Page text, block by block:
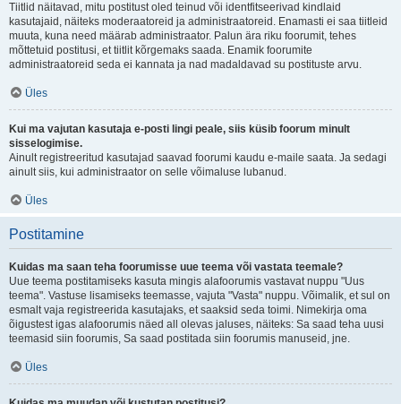
Tiitlid näitavad, mitu postitust oled teinud või identfitseerivad kindlaid
kasutajaid, näiteks moderaatoreid ja administraatoreid. Enamasti ei saa tiitleid
muuta, kuna need määrab administraator. Palun ära riku foorumit, tehes
mõttetuid postitusi, et tiitlit kõrgemaks saada. Enamik foorumite
administraatoreid seda ei kannata ja nad madaldavad su postituste arvu.
Üles
Kui ma vajutan kasutaja e-posti lingi peale, siis küsib foorum minult
sisselogimise.
Ainult registreeritud kasutajad saavad foorumi kaudu e-maile saata. Ja sedagi
ainult siis, kui administraator on selle võimaluse lubanud.
Üles
Postitamine
Kuidas ma saan teha foorumisse uue teema või vastata teemale?
Uue teema postitamiseks kasuta mingis alafoorumis vastavat nuppu "Uus
teema". Vastuse lisamiseks teemasse, vajuta "Vasta" nuppu. Võimalik, et sul on
esmalt vaja registreerida kasutajaks, et saaksid seda toimi. Nimekirja oma
õigustest igas alafoorumis näed all olevas jaluses, näiteks: Sa saad teha uusi
teemasid siin foorumis, Sa saad postitada siin foorumis manuseid, jne.
Üles